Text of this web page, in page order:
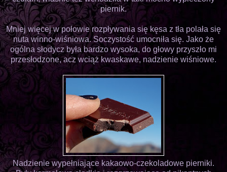
piernik.
Mniej więcej w połowie rozpływania się kęsa z tła polała się
nuta winno-wiśniowa. Soczystość umocniła się. Jako że
ogólna słodycz była bardzo wysoka, do głowy przyszło mi
przesłodzone, acz wciąż kwaskawe, nadzienie wiśniowe.
Nadzienie wypełniające kakaowo-czekoladowe pierniki.